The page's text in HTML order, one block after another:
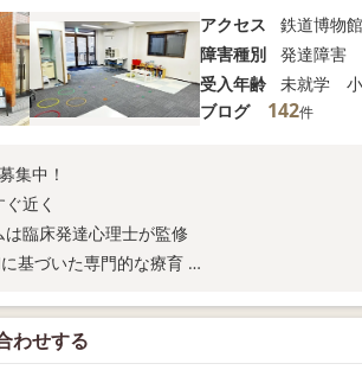
アクセス
鉄道博物
障害種別
発達障害
受入年齢
未就学
ブログ
142件
集中！
近く
臨床発達心理士が監修
基づいた専門的な療育
による丁寧なサポート
お気軽にお問い合わせください。
わせする